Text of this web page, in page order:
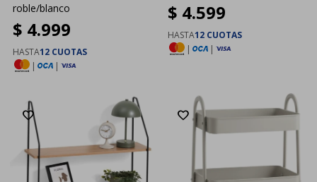
roble/blanco
$ 4.999
HASTA12 CUOTAS
|
|
$ 4.599
HASTA12 CUOTAS
|
|